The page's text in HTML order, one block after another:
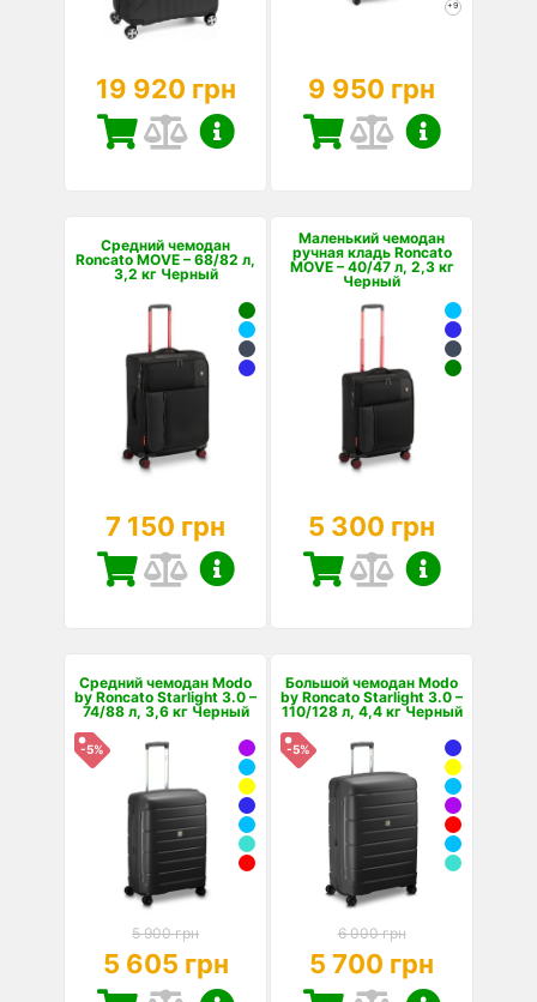
19 920 грн
+9
9 950 грн
Средний чемодан
Roncato MOVE – 68/82 л,
3,2 кг Черный
7 150 грн
Маленький чемодан
ручная кладь Roncato
MOVE – 40/47 л, 2,3 кг
Черный
5 300 грн
Средний чемодан Modo
by Roncato Starlight 3.0 –
74/88 л, 3,6 кг Черный
-5%
5 900 грн
5 605 грн
Большой чемодан Modo
by Roncato Starlight 3.0 –
110/128 л, 4,4 кг Черный
-5%
6 000 грн
5 700 грн